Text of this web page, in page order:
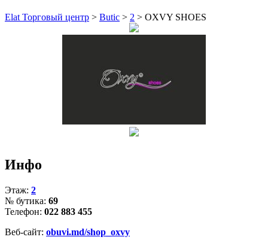
Elat Торговый центр > Butic > 2 > OXVY SHOES
Инфо
Этаж: 2
№ бутика: 69
Телефон: 022 883 455
Веб-сайт: obuvi.md/shop_oxvy